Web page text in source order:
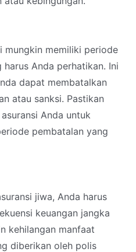
mungkin memiliki periode
Anda perhatikan. Ini
dapat membatalkan
atau sanksi. Pastikan
Anda untuk
pembatalan yang
jiwa, Anda harus
keuangan jangka
kehilangan manfaat
diberikan oleh polis